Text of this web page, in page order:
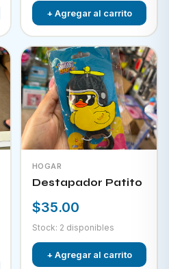
+ Agregar al carrito
HOGAR
Destapador Patito
$35.00
Stock: 2 disponibles
+ Agregar al carrito